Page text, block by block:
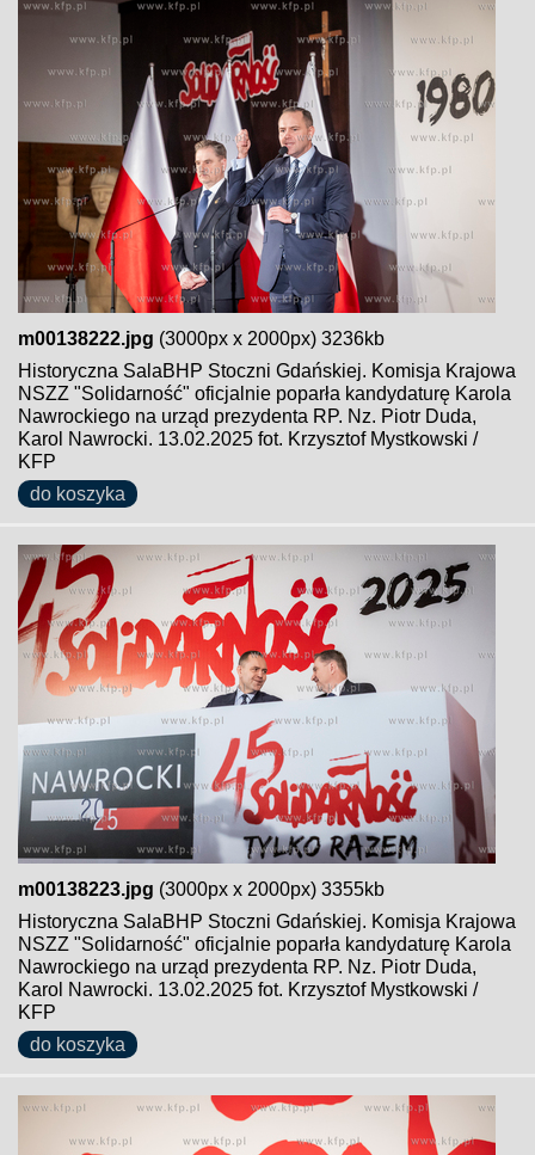
m00138222.jpg (3000px x 2000px) 3236kb
Historyczna SalaBHP Stoczni Gdańskiej. Komisja Krajowa
NSZZ "Solidarność" oficjalnie poparła kandydaturę Karola
Nawrockiego na urząd prezydenta RP. Nz. Piotr Duda,
Karol Nawrocki. 13.02.2025 fot. Krzysztof Mystkowski /
KFP
do koszyka
m00138223.jpg (3000px x 2000px) 3355kb
Historyczna SalaBHP Stoczni Gdańskiej. Komisja Krajowa
NSZZ "Solidarność" oficjalnie poparła kandydaturę Karola
Nawrockiego na urząd prezydenta RP. Nz. Piotr Duda,
Karol Nawrocki. 13.02.2025 fot. Krzysztof Mystkowski /
KFP
do koszyka